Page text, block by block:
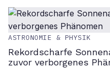
ASTRONOMIE & PHYSIK
Rekordscharfe
zuvor verborgenes